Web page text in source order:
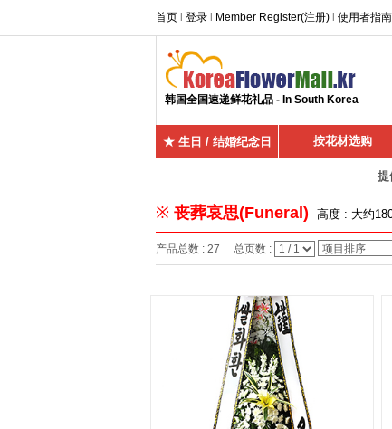
首页 登录 Member Register(注册) 使用者指南
韩国全国速递鲜花礼品 - In South Korea
★ 生日 / 结婚纪念日 按花材选购
提
※ 丧葬哀思(Funeral) 高度 : 大约
产品总数 : 27 总页数 :